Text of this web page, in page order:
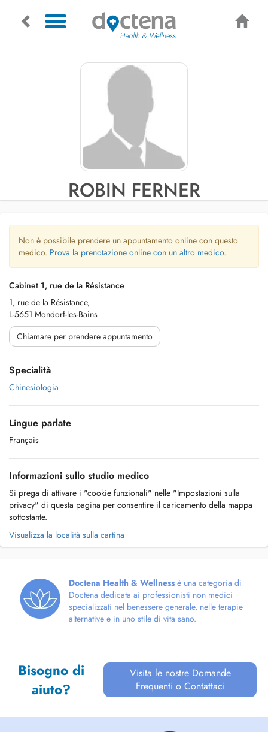
ROBIN FERNER
Non è possibile prendere un appuntamento online con questo
medico. Prova la prenotazione online con un altro medico.
Cabinet 1, rue de la Résistance
1, rue de la Résistance,
L-5651 Mondorf-les-Bains
Chiamare per prendere appuntamento
Specialità
Chinesiologia
Lingue parlate
Français
Informazioni sullo studio medico
Si prega di attivare i "cookie funzionali" nelle "Impostazioni sulla
privacy" di questa pagina per consentire il caricamento della mappa
sottostante.
Visualizza la località sulla cartina
Doctena Health & Wellness è una categoria di
Doctena dedicata ai professionisti non medici
specializzati nel benessere generale, nelle terapie
alternative e in uno stile di vita sano.
Bisogno di
aiuto?
Visita le nostre Domande
Frequenti o Contattaci